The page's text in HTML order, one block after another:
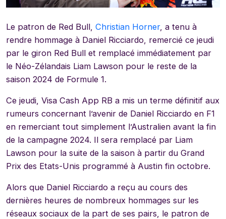
Le patron de Red Bull, Christian Horner, a tenu à
rendre hommage à Daniel Ricciardo, remercié ce jeudi
par le giron Red Bull et remplacé immédiatement par
le Néo-Zélandais Liam Lawson pour le reste de la
saison 2024 de Formule 1.
Ce jeudi, Visa Cash App RB a mis un terme définitif aux
rumeurs concernant l’avenir de Daniel Ricciardo en F1
en remerciant tout simplement l’Australien avant la fin
de la campagne 2024. Il sera remplacé par Liam
Lawson pour la suite de la saison à partir du Grand
Prix des Etats-Unis programmé à Austin fin octobre.
Alors que Daniel Ricciardo a reçu au cours des
dernières heures de nombreux hommages sur les
réseaux sociaux de la part de ses pairs, le patron de